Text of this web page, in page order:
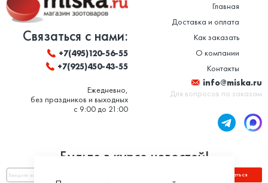
Связаться с нами:
+7(495)120-56-55
+7(925)450-43-55
Ежедневно,
без праздников и выходных
с 9:00 до 21:00
Главная
Доставка и оплата
Как заказать
О компании
Контакты
info@miska.ru
Для вопросов по заказам
Будьте в курсе новостей!
Подписаться